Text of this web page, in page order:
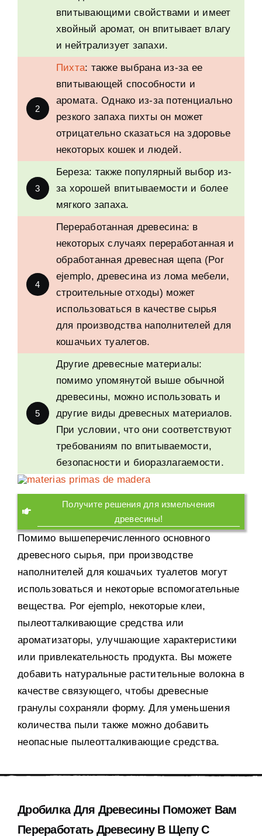
впитывающими свойствами и имеет
хвойный аромат, он впитывает влагу
и нейтрализует запахи.
2
Пихта: также выбрана из-за ее
впитывающей способности и
аромата.Однако из-за потенциально
резкого запаха пихты он может
отрицательно сказаться на здоровье
некоторых кошек и людей.
3
Береза: также популярный выбор из-
за хорошей впитываемости и более
мягкого запаха.
4
Переработанная древесина: в
некоторых случаях переработанная и
обработанная древесная щепа (Por
ejemplo, древесина из лома мебели,
строительные отходы) может
использоваться в качестве сырья
для производства наполнителей для
кошачьих туалетов.
5
Другие древесные материалы:
помимо упомянутой выше обычной
древесины, можно использовать и
другие виды древесных материалов.
При условии, что они соответствуют
требованиям по впитываемости,
безопасности и биоразлагаемости.
Получите решения для измельчения
древесины!
Помимо вышеперечисленного основного
древесного сырья, при производстве
наполнителей для кошачьих туалетов могут
использоваться и некоторые вспомогательные
вещества. Por ejemplo, некоторые клеи,
пылеотталкивающие средства или
ароматизаторы, улучшающие характеристики
или привлекательность продукта. Вы можете
добавить натуральные растительные волокна в
качестве связующего, чтобы древесные
гранулы сохраняли форму.Для уменьшения
количества пыли также можно добавить
неопасные пылеотталкивающие средства.
Дробилка Для Древесины Поможет Вам
Переработать Древесину В Щепу С